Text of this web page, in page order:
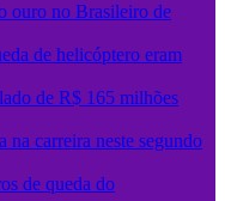
ouro no Brasileiro de
de helicóptero eram
de R$ 165 milhões
na carreira neste segundo
de queda do